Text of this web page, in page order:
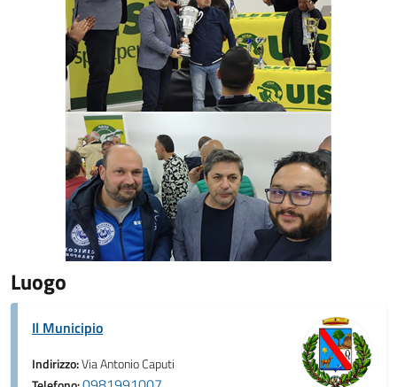
Luogo
Il Municipio
Indirizzo:Via Antonio Caputi